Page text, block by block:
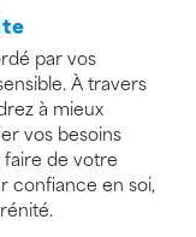
par vos
À travers
à mieux
vos besoins
de votre
confiance en soi,